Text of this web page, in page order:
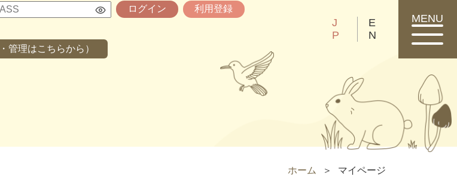
ログイン
利用登録
管理はこちらから）
J
P
E
N
MENU
ホーム マイページ